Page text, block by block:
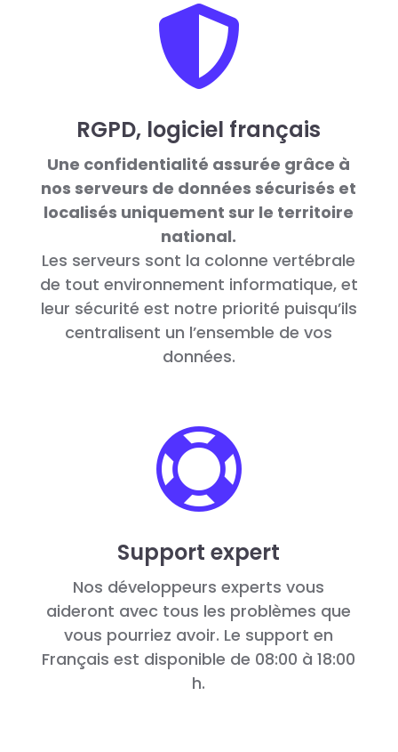

RGPD, logiciel français
Une confidentialité assurée grâce à
nos serveurs de données sécurisés et
localisés uniquement sur le territoire
national.
Les serveurs sont la colonne vertébrale
de tout environnement informatique, et
leur sécurité est notre priorité puisqu’ils
centralisent un l’ensemble de vos
données.

Support expert
Nos développeurs experts vous
aideront avec tous les problèmes que
vous pourriez avoir. Le support en
Français est disponible de 08:00 à 18:00
h.